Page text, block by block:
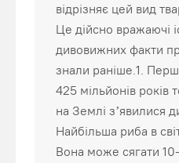
відрізняє цей вид
Це дійсно вражаючі
дивовижних факти
знали раніше.1.
425 мільйонів років
на Землі з’явилися
Найбільша риба в
Вона може сягати